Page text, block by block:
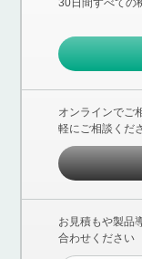
30日間すべての
オンラインでご
軽にご相談くだ
お見積もや製品
合わせください